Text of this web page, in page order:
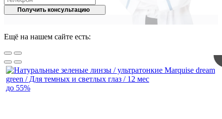
Получить консультацию
Ещё на нашем сайте есть:
до 55%